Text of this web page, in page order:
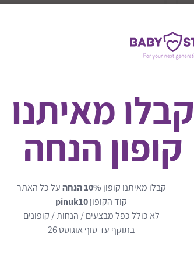
Nappy Bin
₪199
קבלו מאיתנו
קופון הנחה
קבלו מאיתנו קופון 10% הנחה
על כל האתר
קוד הקופוןpinuk10
לא כולל כפל מבצעים / הנחות / קופונים
בתוקף עד סוף אוגוסט 26